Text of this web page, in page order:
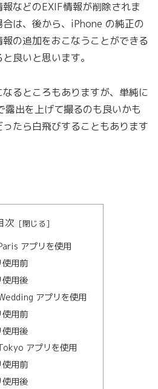
などのEXIF情報が削除されま
は、後から、iPhone の純正の
の追加をおこなうことができる
良いと思います。
るところもありますが、単純に
露出を上げて撮るのも良いかも
たら白飛びすることもあります
次
アプリを使用
使用前
使用後
アプリを使用
使用前
使用後
アプリを使用
使用前
使用後